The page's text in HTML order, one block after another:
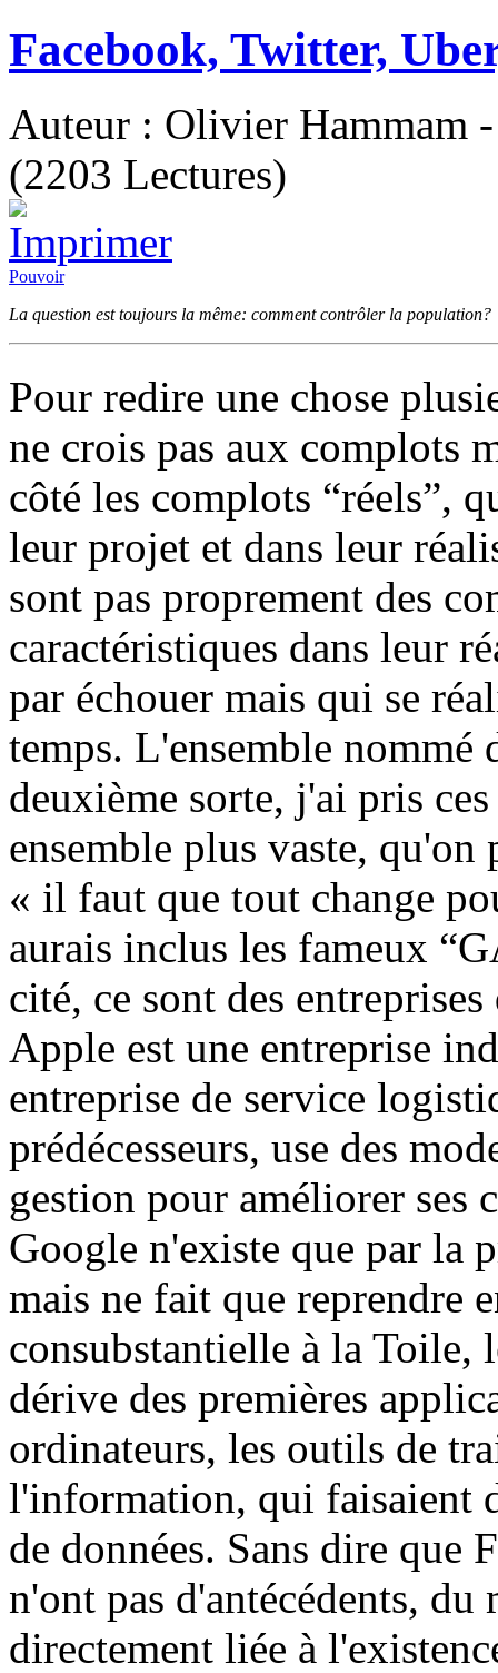
Facebook, Twitter,
Auteur : Olivier Hammam
(2203 Lectures)
Pouvoir
La question est toujours la même: comment contrôler la population?
Pour redire une chose
ne crois pas aux complots
côté les complots “réels”,
leur projet et dans leur
sont pas proprement des
caractéristiques dans leur
par échouer mais qui se
temps. L'ensemble nommé
deuxième sorte, j'ai pris
ensemble plus vaste, qu'on
« il faut que tout change
aurais inclus les fameux
cité, ce sont des
Apple est une entreprise
entreprise de service
prédécesseurs, use des
gestion pour améliorer ses
Google n'existe que par la
mais ne fait que reprendre
consubstantielle à la Toile,
dérive des premières
ordinateurs, les outils de
l'information, qui faisaient
de données. Sans dire que
n'ont pas d'antécédents,
directement liée à